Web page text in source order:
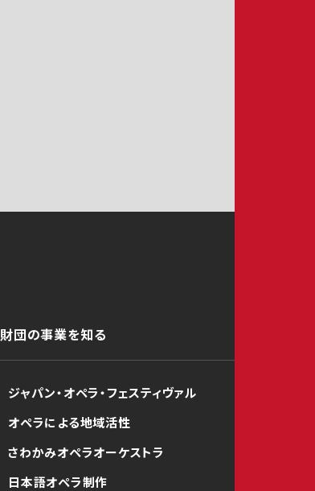
財団の事業を知る
ジャパン・オペラ・フェスティヴァル
オペラによる地域活性
さわかみオペラオーケストラ
日本語オペラ制作